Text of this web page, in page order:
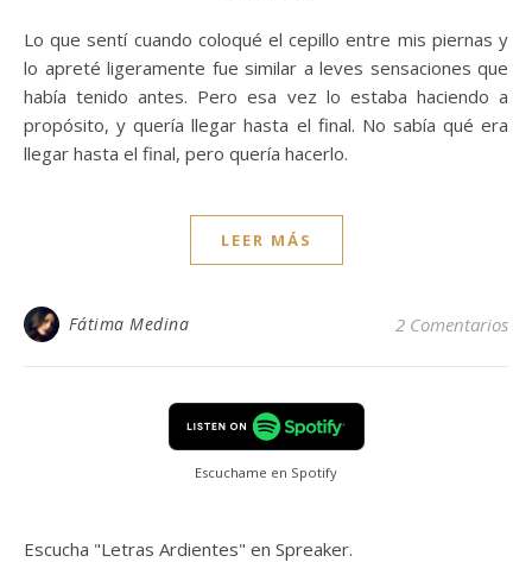
Lo que sentí cuando coloqué el cepillo entre mis piernas y
lo apreté ligeramente fue similar a leves sensaciones que
había tenido antes. Pero esa vez lo estaba haciendo a
propósito, y quería llegar hasta el final. No sabía qué era
llegar hasta el final, pero quería hacerlo.
LEER MÁS
Fátima Medina 2 Comentarios
Escuchame en Spotify
Escucha "Letras Ardientes" en Spreaker.